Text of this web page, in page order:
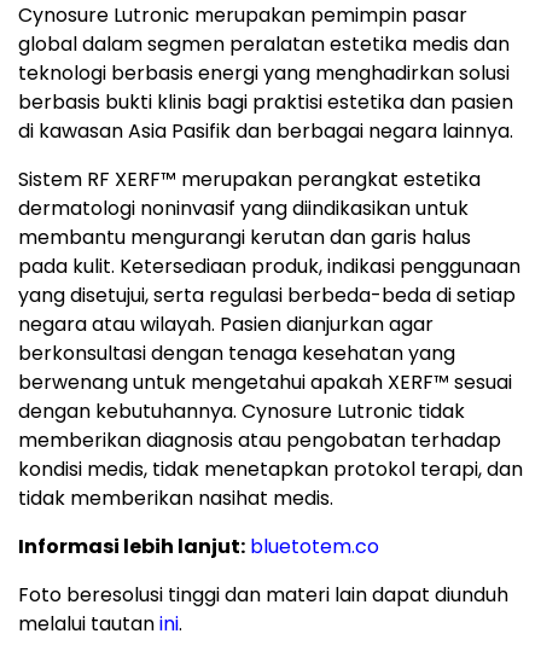
Cynosure Lutronic merupakan pemimpin pasar
global dalam segmen peralatan estetika medis dan
teknologi berbasis energi yang menghadirkan solusi
berbasis bukti klinis bagi praktisi estetika dan pasien
di kawasan Asia Pasifik dan berbagai negara lainnya.
Sistem RF XERF™ merupakan perangkat estetika
dermatologi noninvasif yang diindikasikan untuk
membantu mengurangi kerutan dan garis halus
pada kulit. Ketersediaan produk, indikasi penggunaan
yang disetujui, serta regulasi berbeda-beda di setiap
negara atau wilayah. Pasien dianjurkan agar
berkonsultasi dengan tenaga kesehatan yang
berwenang untuk mengetahui apakah XERF™ sesuai
dengan kebutuhannya. Cynosure Lutronic tidak
memberikan diagnosis atau pengobatan terhadap
kondisi medis, tidak menetapkan protokol terapi, dan
tidak memberikan nasihat medis.
Informasi lebih lanjut: bluetotem.co
Foto beresolusi tinggi dan materi lain dapat diunduh
melalui tautanini.